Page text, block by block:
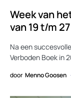
Week van
van 19 t/m
Na een
Verboden Boek in
door Menno Goosen